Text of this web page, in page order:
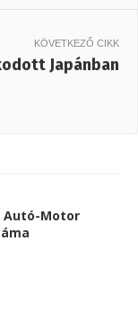
KÖVETKEZŐ CIKK
Japánban
Autó-Motor